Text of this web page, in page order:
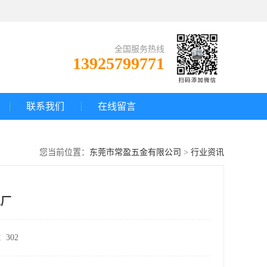
全国服务热线
13925799771
联系我们 在线留言
您当前位置： 东莞市常盈五金有限公司 > 行业资讯
302